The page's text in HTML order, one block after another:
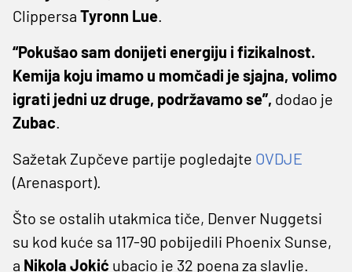
Clippersa Tyronn Lue.
“Pokušao sam donijeti energiju i fizikalnost.
Kemija koju imamo u momčadi je sjajna, volimo
igrati jedni uz druge, podržavamo se”, dodao je
Zubac.
Sažetak Zupčeve partije pogledajte OVDJE
(Arenasport).
Što se ostalih utakmica tiče, Denver Nuggetsi
su kod kuće sa 117-90 pobijedili Phoenix Sunse,
a Nikola Jokić ubacio je 32 poena za slavlje.